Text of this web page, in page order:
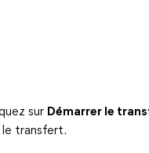
sur Démarrer le
le transfert.